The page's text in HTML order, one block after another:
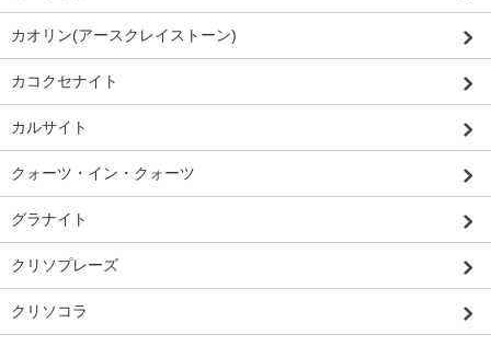
カオリン(アースクレイストーン)
カコクセナイト
カルサイト
クォーツ・イン・クォーツ
グラナイト
クリソプレーズ
クリソコラ